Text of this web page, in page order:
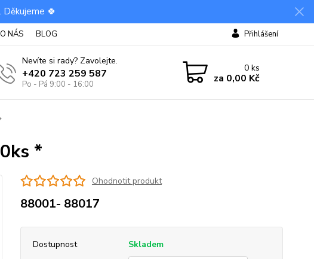
🍀
O NÁS BLOG Přihlášení
Nevíte si rady? Zavolejte.
+420 723 259 587
Po - Pá 9:00 - 16:00
0ks
za 0,00 Kč
*
Ohodnotit produkt
88001- 88017
Dostupnost
Skladem